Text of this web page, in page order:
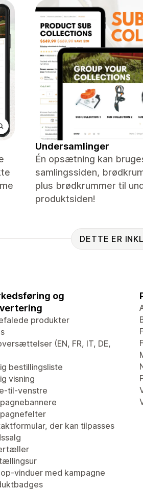
Undersamlinger
Én opsætning kan
samlingssiden,
plus brødkrummer til
produktsiden!
DETTE ER
og
produkter
(EN, FR, IT, DE,
bestillingsliste
visning
til-venstre
der kan tilpasses
vinduer med kampagne